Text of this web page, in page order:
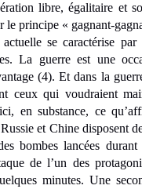
libre, égalitaire et
le principe « gagnant-
se caractérise
La guerre est une
(4). Et dans la
ceux qui voudraient
en substance, ce
et Chine disposent
bombes lancées
de l’un des
minutes. Une